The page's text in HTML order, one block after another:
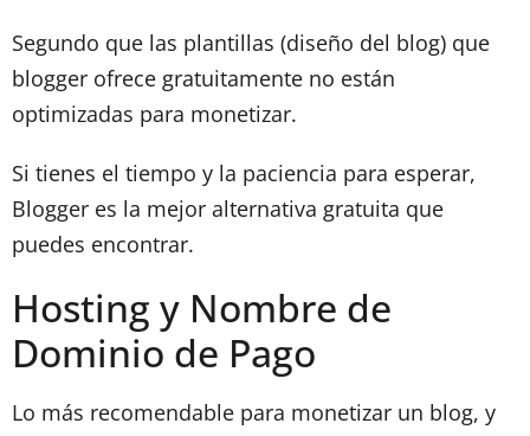
Segundo que las plantillas (diseño del blog) que
blogger ofrece gratuitamente no están
optimizadas para monetizar.
Si tienes el tiempo y la paciencia para esperar,
Blogger es la mejor alternativa gratuita que
puedes encontrar.
Hosting y Nombre de
Dominio de Pago
Lo más recomendable para monetizar un blog, y